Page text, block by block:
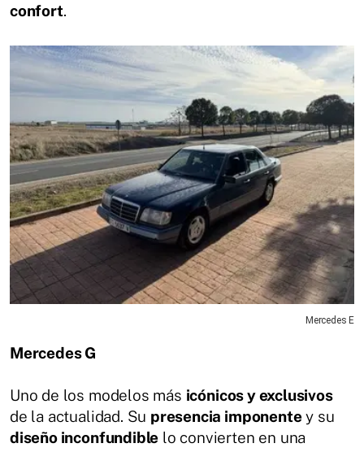
confort.
Mercedes E
Mercedes G
Uno de los modelos más icónicos y exclusivos
de la actualidad. Su presencia imponentey su
diseño inconfundible lo convierten en una